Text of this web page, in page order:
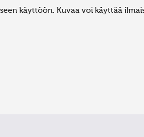
käyttöön. Kuvaa voi käyttää